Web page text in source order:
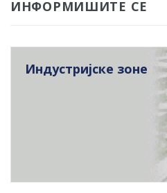
ИНФОРМИШИТЕ СЕ
Индустријске зоне